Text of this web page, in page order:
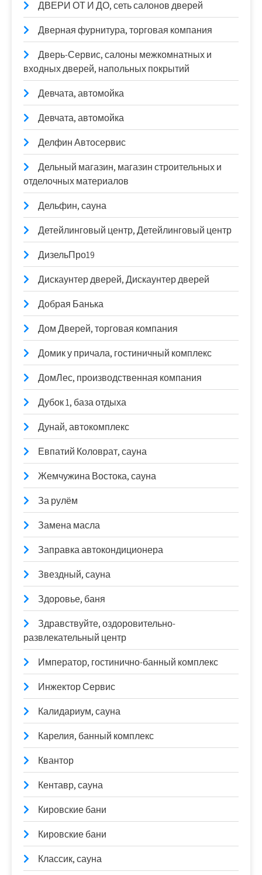
ДВЕРИ ОТ И ДО, сеть салонов дверей
Дверная фурнитура, торговая компания
Дверь-Сервис, салоны межкомнатных и
входных дверей, напольных покрытий
Девчата, автомойка
Девчата, автомойка
Делфин Автосервис
Дельный магазин, магазин строительных и
отделочных материалов
Дельфин, сауна
Детейлинговый центр, Детейлинговый центр
ДизельПро19
Дискаунтер дверей, Дискаунтер дверей
Добрая Банька
Дом Дверей, торговая компания
Домик у причала, гостиничный комплекс
ДомЛес, производственная компания
Дубок 1, база отдыха
Дунай, автокомплекс
Евпатий Коловрат, сауна
Жемчужина Востока, сауна
За рулём
Замена масла
Заправка автокондиционера
Звездный, сауна
Здоровье, баня
Здравствуйте, оздоровительно-
развлекательный центр
Император, гостинично-банный комплекс
Инжектор Сервис
Калидариум, сауна
Карелия, банный комплекс
Квантор
Кентавр, сауна
Кировские бани
Кировские бани
Классик, сауна